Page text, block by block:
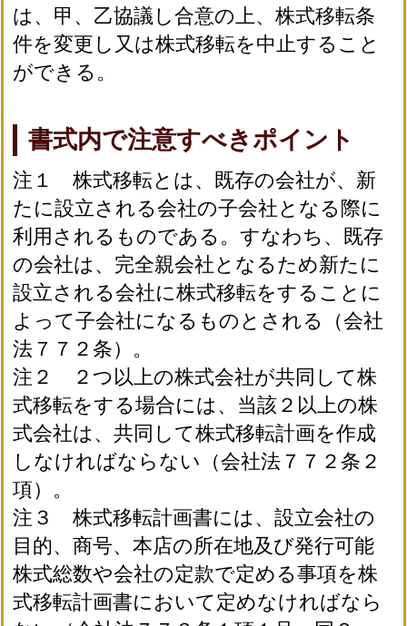
は、甲、乙協議し合意の上、株式移転条
件を変更し又は株式移転を中止すること
ができる。
書式内で注意すべきポイント
注１ 株式移転とは、既存の会社が、新
たに設立される会社の子会社となる際に
利用されるものである。すなわち、既存
の会社は、完全親会社となるため新たに
設立される会社に株式移転をすることに
よって子会社になるものとされる（会社
法７７２条）。
注２ ２つ以上の株式会社が共同して株
式移転をする場合には、当該２以上の株
式会社は、共同して株式移転計画を作成
しなければならない（会社法７７２条２
項）。
注３ 株式移転計画書には、設立会社の
目的、商号、本店の所在地及び発行可能
株式総数や会社の定款で定める事項を株
式移転計画書において定めなければなら